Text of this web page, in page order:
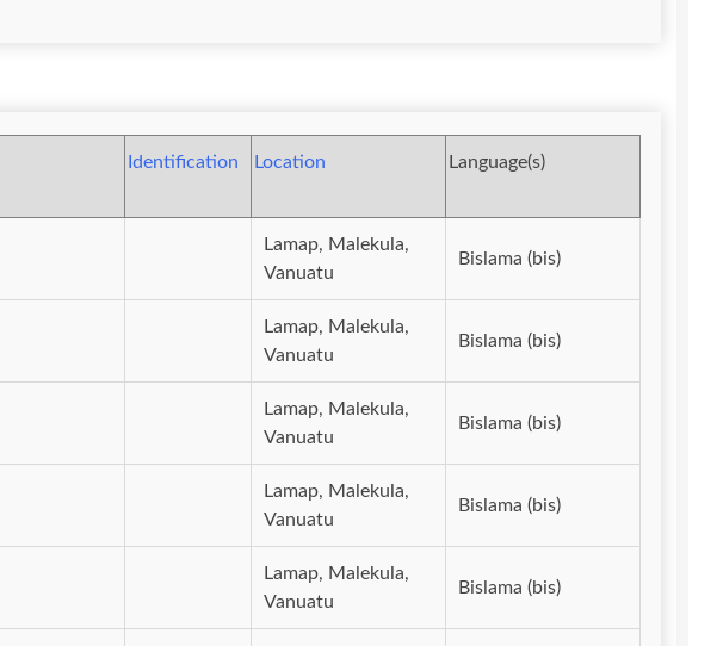
Identification Location Language(s)
Lamap, Malekula,
Vanuatu
Bislama (bis)
Lamap, Malekula,
Vanuatu
Bislama (bis)
Lamap, Malekula,
Vanuatu
Bislama (bis)
Lamap, Malekula,
Vanuatu
Bislama (bis)
Lamap, Malekula,
Vanuatu
Bislama (bis)